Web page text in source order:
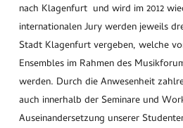
nach Klagenfurt und wird im 2012
internationalen Jury werden jeweils
Stadt Klagenfurt vergeben, welche
Ensembles im Rahmen des
werden. Durch die Anwesenheit
auch innerhalb der Seminare und
Auseinandersetzung unserer